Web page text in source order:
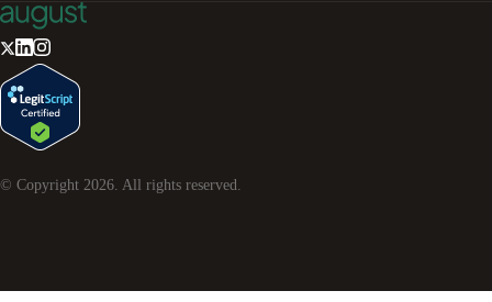
© Copyright 2026 . All rights reserved.